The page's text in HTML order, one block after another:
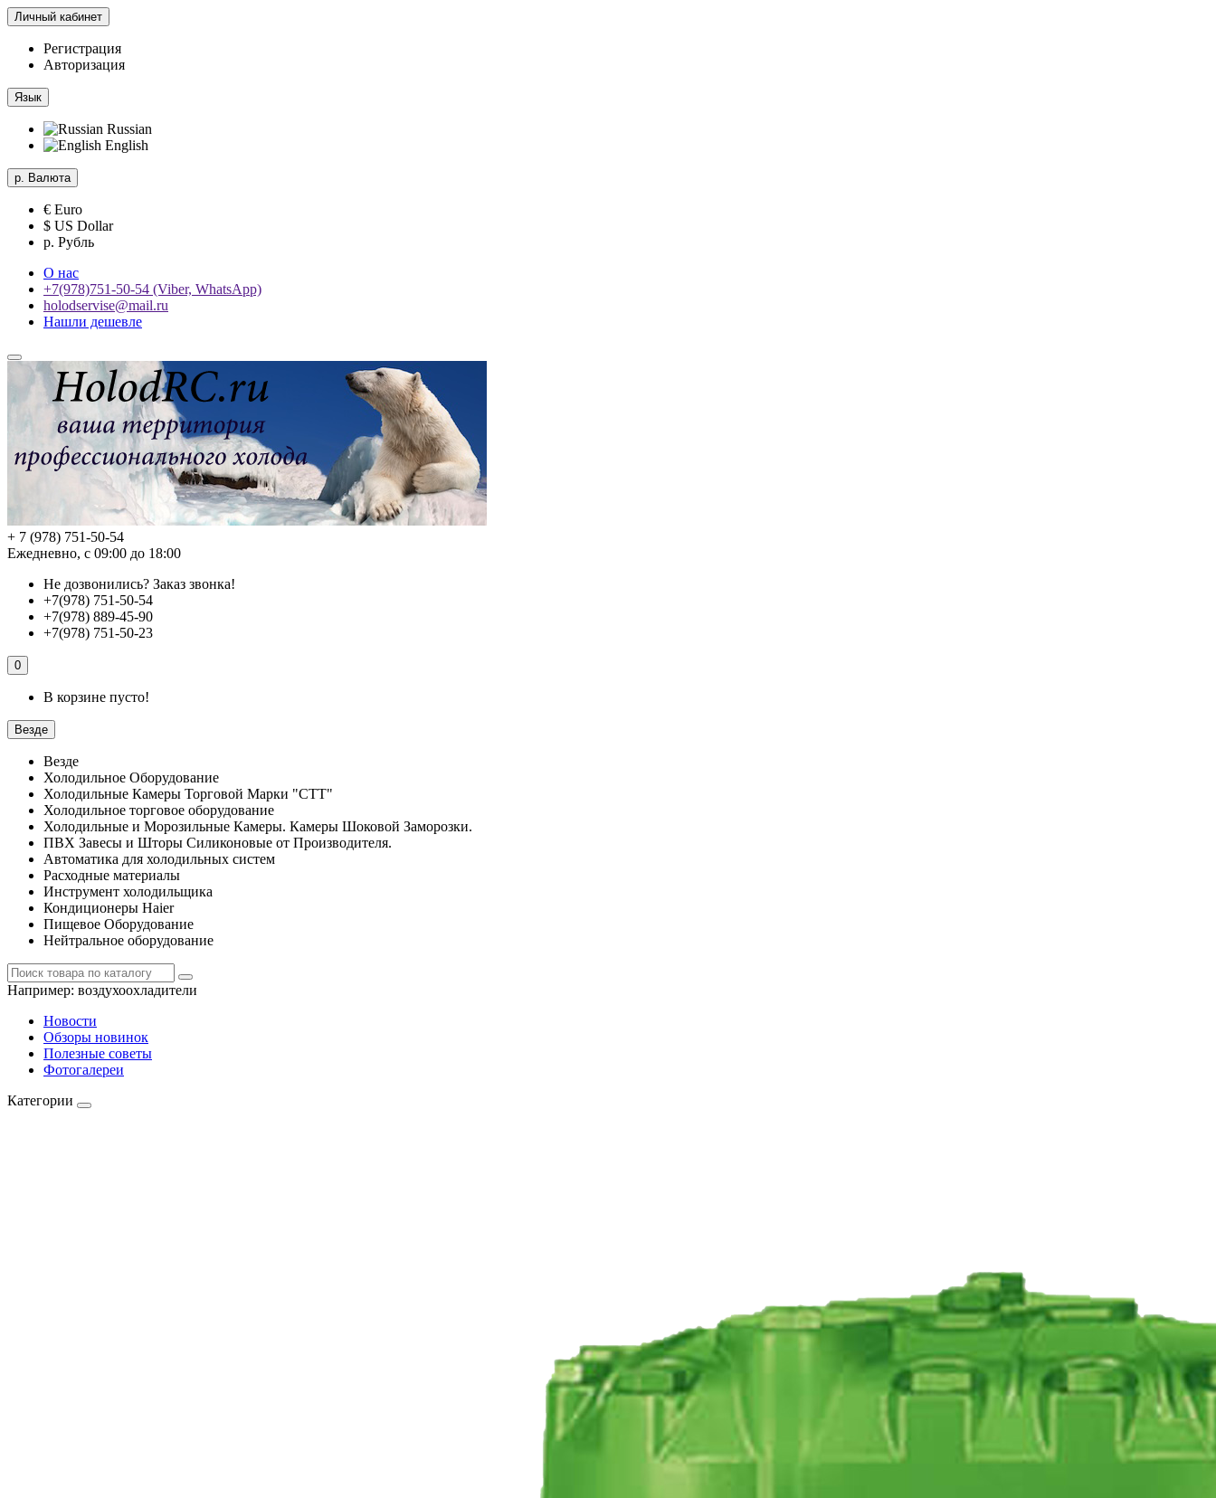
Личный кабинет
Регистрация
Авторизация
Язык
Russian
English
р. Валюта
€ Euro
$ US Dollar
р. Рубль
О нас
+7(978)751-50-54 (Viber, WhatsApp)
holodservise@mail.ru
Нашли дешевле
+ 7 (978) 751-50-54
Ежедневно, с 09:00 до 18:00
Не дозвонились? Заказ звонка!
+7(978) 751-50-54
+7(978) 889-45-90
+7(978) 751-50-23
0
В корзине пусто!
Везде
Везде
Холодильное Оборудование
Холодильные Камеры Торговой Марки "СТТ"
Холодильное торговое оборудование
Холодильные и Морозильные Камеры. Камеры Шоковой Заморозки.
ПВХ Завесы и Шторы Силиконовые от Производителя.
Автоматика для холодильных систем
Расходные материалы
Инструмент холодильщика
Кондиционеры Haier
Пищевое Оборудование
Нейтральное оборудование
Например: воздухоохладители
Новости
Обзоры новинок
Полезные советы
Фотогалереи
Категории